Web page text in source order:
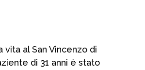
vita al San Vincenzo di
di 31 anni è stato